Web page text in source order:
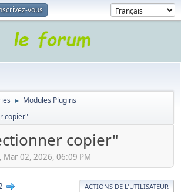
vous
► Modules Plugins
copier"
copier"
02, 2026, 06:09 PM
ACTIONS DE L'UTILISATEUR